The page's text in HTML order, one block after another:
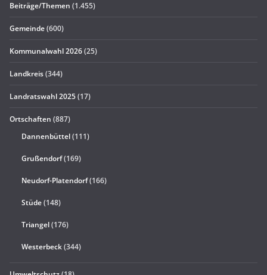
Beiträge/Themen (1.455)
Gemeinde(600)
Kommunalwahl 2026(25)
Landkreis(344)
Landratswahl 2025(17)
Ortschaften (887)
Dannenbüttel(111)
Grußendorf(169)
Neudorf-Platendorf(166)
Stüde(148)
Triangel(176)
Westerbeck(344)